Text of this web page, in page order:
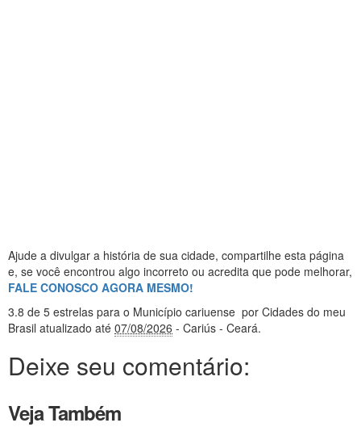
Ajude a divulgar a história de sua cidade, compartilhe esta página
e, se você encontrou algo incorreto ou acredita que pode melhorar,
FALE CONOSCO AGORA MESMO!
3.8 de 5 estrelas para o Município cariuense por Cidades do meu
Brasil atualizado até 07/08/2026 - Cariús - Ceará.
Deixe seu comentário:
Veja Também